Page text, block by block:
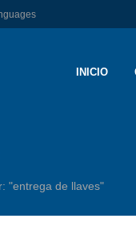
INICIO
"entrega de llaves"